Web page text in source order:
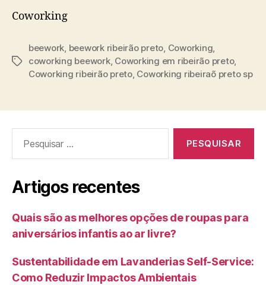
Coworking
Etiquetas
beework beework ribeirão preto Coworking
coworking beework, Coworking em ribeirão preto,
Coworking ribeirão preto, Coworking ribeiraõ preto sp
por:
Artigos recentes
Quais são as melhores opções de roupas para
aniversários infantis ao ar livre?
Sustentabilidade em Lavanderias Self-Service:
Como Reduzir Impactos Ambientais